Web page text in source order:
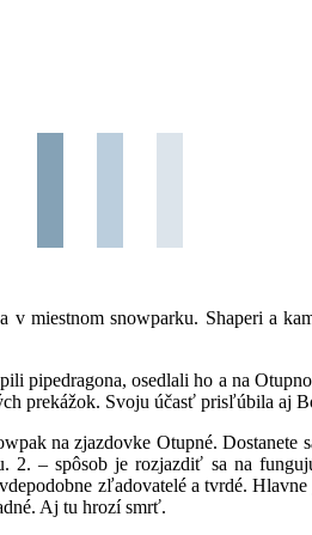
miestnom snowparku. Shaperi a
pipedragona, osedlali ho a na
prekážok. Svoju účasť prisľúbila
na zjazdovke Otupné.
2. – spôsob je rozjazdiť sa na
zľadovatelé a tvrdé.
Aj tu hrozí smrť.